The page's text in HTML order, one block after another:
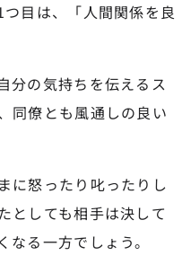
目は、「人間関係を良
分の気持ちを伝えるス
同僚とも風通しの良い
に怒ったり叱ったりし
としても相手は決して
る一方でしょう。